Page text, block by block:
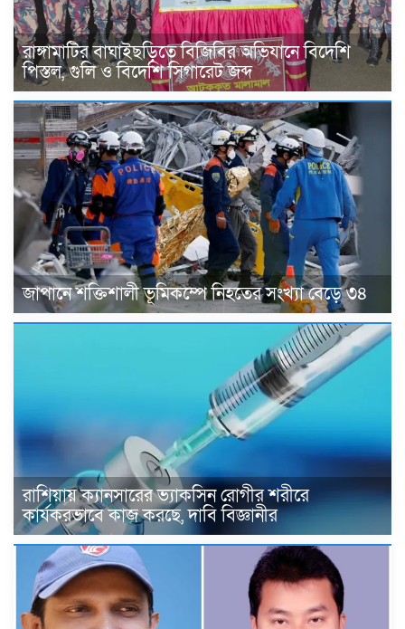
রাঙ্গামাটির বাঘাইছড়িতে বিজিবির অভিযানে বিদেশি
পিস্তল, গুলি ও বিদেশি সিগারেট জব্দ
জাপানে শক্তিশালী ভূমিকম্পে নিহতের সংখ্যা বেড়ে ৩৪
রাশিয়ায় ক্যানসারের ভ্যাকসিন রোগীর শরীরে
কার্যকরভাবে কাজ করছে, দাবি বিজ্ঞানীর